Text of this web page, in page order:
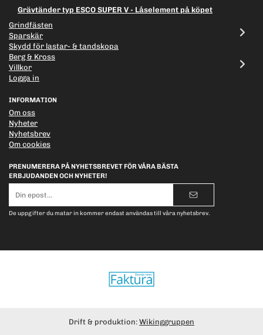
Grävtänder typ ESCO SUPER V - Låselement på köpet
Grindfästen
Sparskär
Skydd för lastar- & tandskopa
Berg & Kross
Villkor
Logga in
INFORMATION
Om oss
Nyheter
Nyhetsbrev
Om cookies
PRENUMERERA PÅ NYHETSBREVET FÖR VÅRA BÄSTA
ERBJUDANDEN OCH NYHETER!
postadress
De uppgifter du matar in kommer endast användas till våra nyhetsbrev.
Drift & produktion: Wikinggruppen